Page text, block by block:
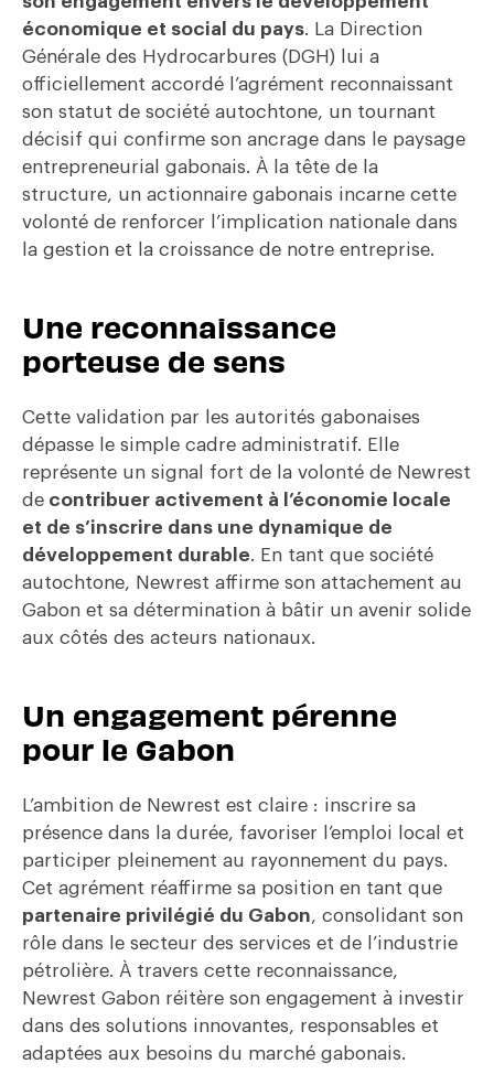
économique et social du pays. La Direction
Générale des Hydrocarbures (DGH) lui a
officiellement accordé l’agrément reconnaissant
son statut de société autochtone, un tournant
décisif qui confirme son ancrage dans le paysage
entrepreneurial gabonais. À la tête de la
structure, un actionnaire gabonais incarne cette
volonté de renforcer l’implication nationale dans
la gestion et la croissance de notre entreprise.
Une reconnaissance
porteuse de sens​
Cette validation par les autorités gabonaises
dépasse le simple cadre administratif. Elle
représente un signal fort de la volonté de Newrest
de contribuer activement à l’économie locale
et de s’inscrire dans une dynamique de
développement durable. En tant que société
autochtone, Newrest affirme son attachement au
Gabon et sa détermination à bâtir un avenir solide
aux côtés des acteurs nationaux.
Un engagement pérenne
pour le Gabon​
L’ambition de Newrest est claire : inscrire sa
présence dans la durée, favoriser
l’emploi local et
participer pleinement au rayonnement du pays.
Cet agrément réaffirme sa position en tant que
partenaire privilégié du Gabon, consolidant son
rôle dans le secteur des services et de l’industrie
pétrolière. À travers cette reconnaissance,
Newrest Gabon réitère son engagement à investir
dans des solutions innovantes, responsables et
adaptées aux besoins du marché gabonais.